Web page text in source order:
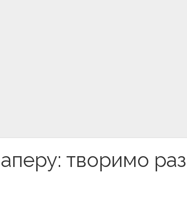
творимо